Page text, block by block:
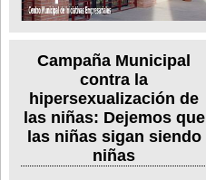
Campaña Municipal
contra la
hipersexualización de
las niñas: Dejemos que
las niñas sigan siendo
niñas